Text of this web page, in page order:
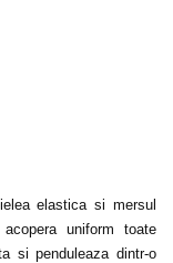
elastica si mersul
uniform toate
si penduleaza dintr-o